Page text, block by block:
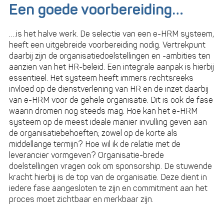
Een goede voorbereiding…
….is het halve werk. De selectie van een e-HRM systeem,
heeft een uitgebreide voorbereiding nodig. Vertrekpunt
daarbij zijn de organisatiedoelstellingen en -ambities ten
aanzien van het HR-beleid. Een integrale aanpak is hierbij
essentieel. Het systeem heeft immers rechtsreeks
invloed op de dienstverlening van HR en de inzet daarbij
van e-HRM voor de gehele organisatie. Dit is ook de fase
waarin dromen nog steeds mag. Hoe kan het e-HRM
systeem op de meest ideale manier invulling geven aan
de organisatiebehoeften; zowel op de korte als
middellange termijn? Hoe wil ik de relatie met de
leverancier vormgeven? Organisatie-brede
doelstellingen vragen ook om sponsorship. De stuwende
kracht hierbij is de top van de organisatie. Deze dient in
iedere fase aangesloten te zijn en commitment aan het
proces moet zichtbaar en merkbaar zijn.